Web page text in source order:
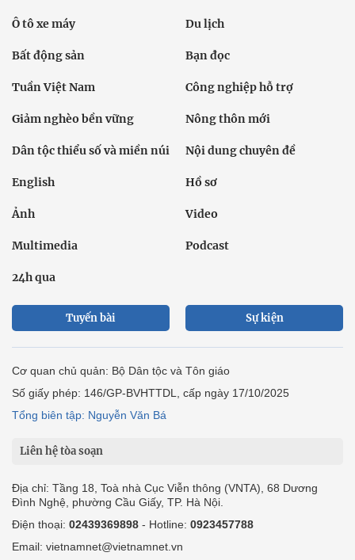
Ô tô xe máy Du lịch
Bất động sản Bạn đọc
Tuần Việt Nam Công nghiệp hỗ trợ
Giảm nghèo bền vững Nông thôn mới
Dân tộc thiểu số và miền núi Nội dung chuyên đề
English Hồ sơ
Ảnh Video
Multimedia Podcast
24h qua
Tuyến bài Sự kiện
Cơ quan chủ quản: Bộ Dân tộc và Tôn giáo
Số giấy phép: 146/GP-BVHTTDL, cấp ngày 17/10/2025
Tổng biên tập: Nguyễn Văn Bá
Liên hệ tòa soạn
Địa chỉ: Tầng 18, Toà nhà Cục Viễn thông (VNTA), 68 Dương
Đình Nghệ, phường Cầu Giấy, TP. Hà Nội.
Điện thoại: 02439369898 - Hotline: 0923457788
Email: vietnamnet@vietnamnet.vn